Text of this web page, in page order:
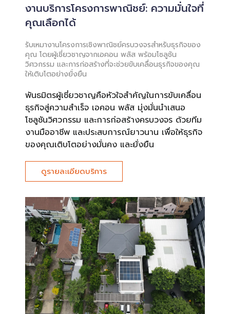
งานบริการโครงการพาณิชย์: ความมั่นใจที่
คุณเลือกได้
รับเหมางานโครงการเชิงพาณิชย์ครบวงจรสำหรับธุรกิจของ
คุณ โดยผู้เชี่ยวชาญจากเอคอน พลัส พร้อมโซลูชัน
วิศวกรรม และการก่อสร้างที่จะช่วยขับเคลื่อนธุรกิจของคุณ
ให้เติบโตอย่างยั่งยืน
พันธมิตรผู้เชี่ยวชาญคือหัวใจสำคัญในการขับเคลื่อน
ธุรกิจสู่ความสำเร็จ เอคอน พลัส มุ่งมั่นนำเสนอ
โซลูชันวิศวกรรม และการก่อสร้างครบวงจร ด้วยทีม
งานมืออาชีพ และประสบการณ์ยาวนาน เพื่อให้ธุรกิจ
ของคุณเติบโตอย่างมั่นคง และยั่งยืน
ดูรายละเอียดบริการ